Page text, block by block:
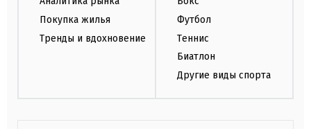
Покупка жилья
Тренды и вдохновение
Футбол
Теннис
Биатлон
Другие виды спорта